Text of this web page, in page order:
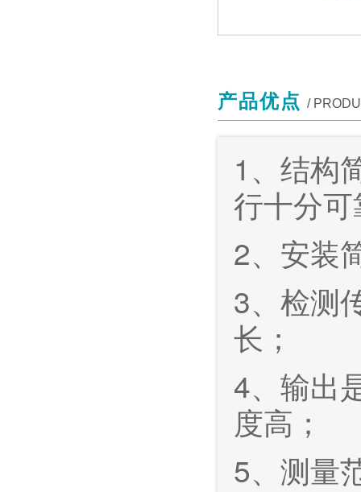
产品优点 /
1、结构
行十分
2、安装
3、检测
长；
4、输出
度高；
5、测量